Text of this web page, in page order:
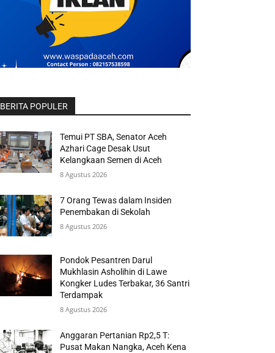
BERITA POPULER
Temui PT SBA, Senator Aceh
Azhari Cage Desak Usut
Kelangkaan Semen di Aceh
8 Agustus 2026
7 Orang Tewas dalam Insiden
Penembakan di Sekolah
8 Agustus 2026
Pondok Pesantren Darul
Mukhlasin Asholihin di Lawe
Kongker Ludes Terbakar, 36 Santri
Terdampak
8 Agustus 2026
Anggaran Pertanian Rp2,5 T:
Pusat Makan Nangka, Aceh Kena